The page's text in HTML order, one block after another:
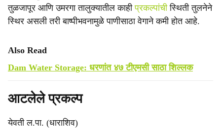
तुळजापूर आणि उमरगा तालुक्यातील काहीप्रकल्पांचीस्थिती तुलनेने
स्थिर असली तरी बाष्पीभवनामुळे पाणीसाठा वेगाने कमी होत आहे.
Also Read
Dam Water Storage: धरणांत ४७ टीएमसी साठा शिल्लक
आटलेले प्रकल्प
येवती ल.पा. (धाराशिव)